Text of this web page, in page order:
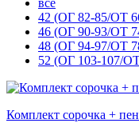
все
42 (ОГ 82-85/ОТ
46 (ОГ 90-93/ОТ
48 (ОГ 94-97/ОТ
52 (ОГ 103-107/
Комплект сорочка +